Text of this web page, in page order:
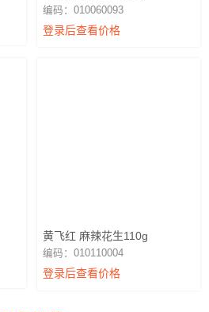
编码：010060093
登录后查看价格
黄飞红 麻辣花生110g
编码：010110004
登录后查看价格